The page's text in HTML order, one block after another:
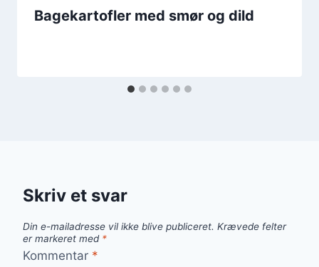
Bagekartofler med smør og dild
Skriv et svar
Din e-mailadresse vil ikke blive publiceret. Krævede felter
er markeret med *
Kommentar *